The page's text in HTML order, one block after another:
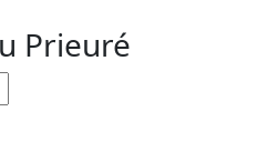
Prieuré